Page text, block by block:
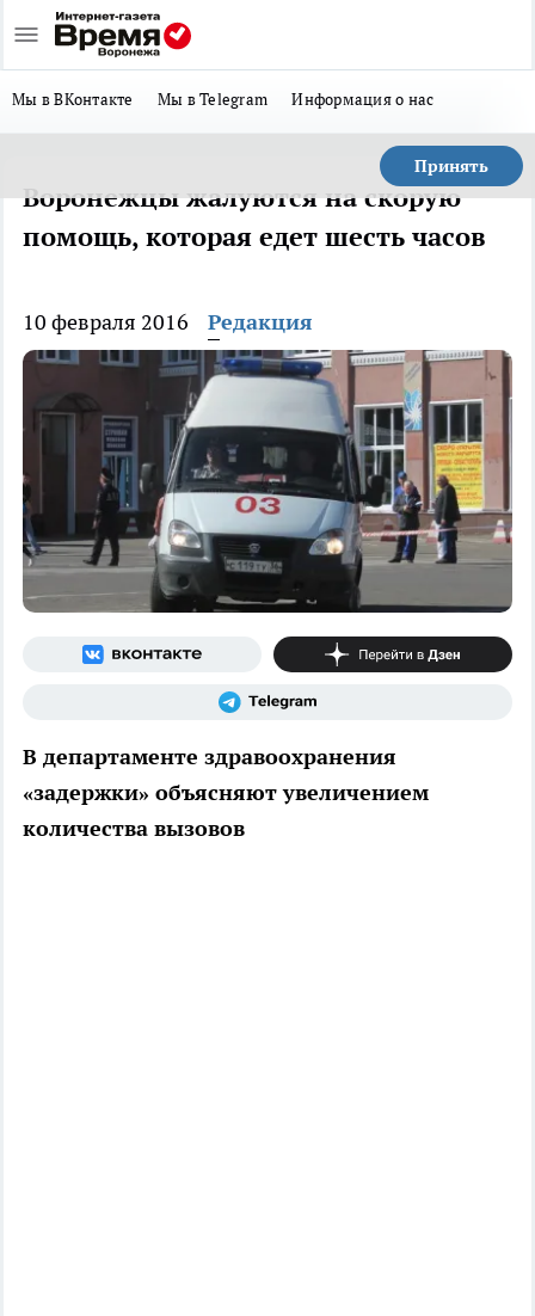
Мы в ВКонтакте Мы в Telegram Информация о нас
Принять
Воронежцы жалуются на скорую
помощь, которая едет шесть часов
10 февраля 2016 Редакция
В департаменте здравоохранения
«задержки» объясняют увеличением
количества вызовов